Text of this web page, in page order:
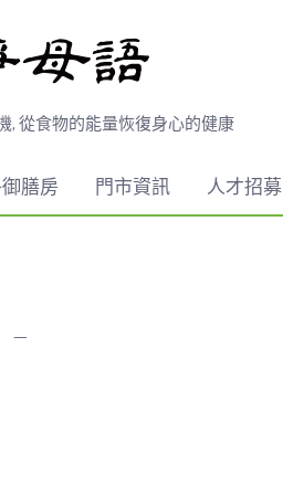
, 從食物的能量恢復身心的健康
膳房 門市資訊 人才招募
—